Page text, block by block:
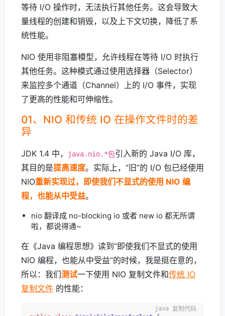
等待 I/O 操作时，无法执行其他任务。这会导致大
量线程的创建和销毁，以及上下文切换，降低了系
统性能。
NIO 使用非阻塞模型，允许线程在等待 I/O 时执行
其他任务。这种模式通过使用选择器（Selector）
来监控多个通道（Channel）上的 I/O 事件，实现
了更高的性能和可伸缩性。
01、NIO 和传统 IO 在操作文件时的差
异
JDK 1.4 中， java.nio.*包引入新的 Java I/O 库，
其目的是提高速度。实际上，“旧”的 I/O 包已经使用
NIO重新实现过，即使我们不显式的使用 NIO 编
程，也能从中受益。
nio 翻译成 no-blocking io 或者 new io 都无所谓
啦，都说得通~
在《Java 编程思想》读到“即使我们不显式的使用
NIO 编程，也能从中受益”的时候，我是挺在意的，
所以：我们测试一下使用 NIO 复制文件和传统 IO
复制文件 的性能：
复制代码